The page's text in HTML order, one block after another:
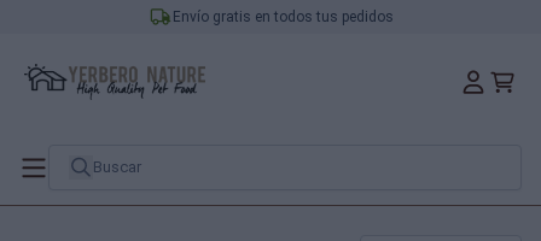
Envío gratis en todos tus pedidos